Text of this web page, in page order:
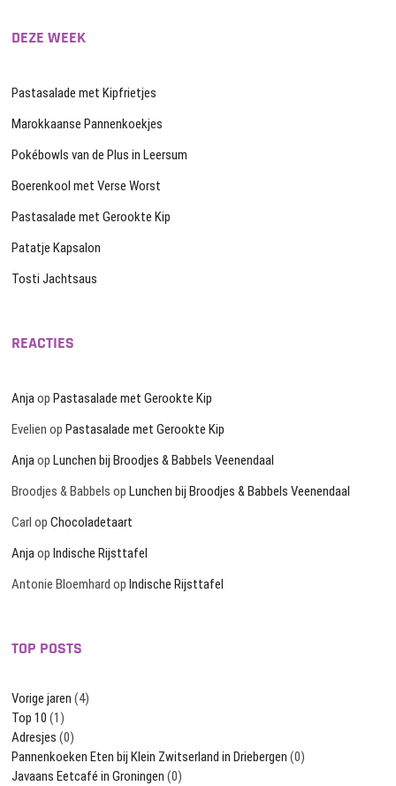
DEZE WEEK
Pastasalade met Kipfrietjes
Marokkaanse Pannenkoekjes
Pokébowls van de Plus in Leersum
Boerenkool met Verse Worst
Pastasalade met Gerookte Kip
Patatje Kapsalon
Tosti Jachtsaus
REACTIES
AnjaopPastasalade met Gerookte Kip
Evelien opPastasalade met Gerookte Kip
AnjaopLunchen bij Broodjes & Babbels Veenendaal
Broodjes & Babbels opLunchen bij Broodjes & Babbels Veenendaal
Carl opChocoladetaart
AnjaopIndische Rijsttafel
Antonie Bloemhard opIndische Rijsttafel
TOP POSTS
Vorige jaren (4)
Top 10 (1)
Adresjes (0)
Pannenkoeken Eten bij Klein Zwitserland in Driebergen (0)
Javaans Eetcafé in Groningen (0)